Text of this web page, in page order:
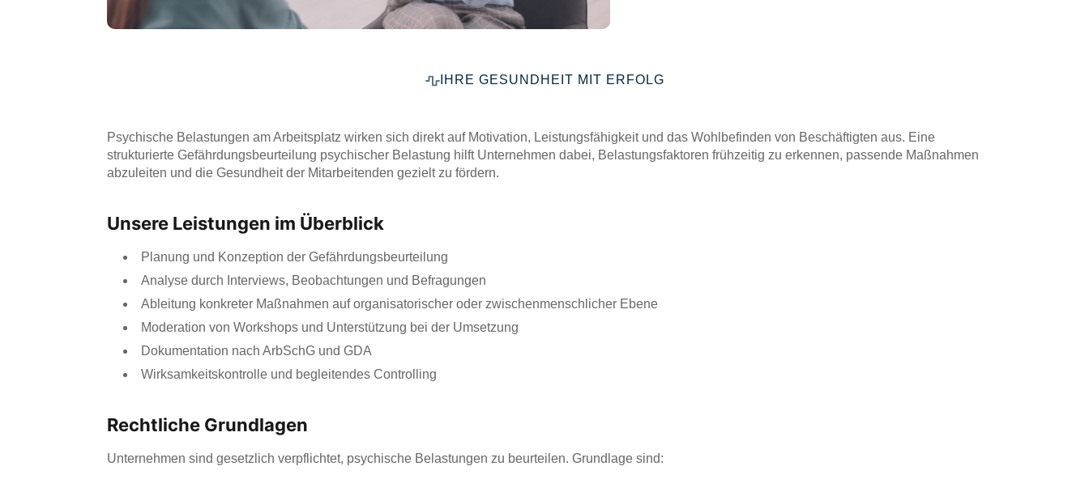
IHRE GESUNDHEIT MIT ERFOLG
Psychische Belastungen am Arbeitsplatz wirken sich direkt auf Motivation, Leistungsfähigkeit und das Wohlbefinden von Beschäftigten aus. Eine
strukturierte Gefährdungsbeurteilung psychischer Belastung hilft Unternehmen dabei, Belastungsfaktoren frühzeitig zu erkennen, passende Maßnahmen
abzuleiten und die Gesundheit der Mitarbeitenden gezielt zu fördern.
Unsere Leistungen im Überblick
Planung und Konzeption der Gefährdungsbeurteilung
Analyse durch Interviews, Beobachtungen und Befragungen
Ableitung konkreter Maßnahmen auf organisatorischer oder zwischenmenschlicher Ebene
Moderation von Workshops und Unterstützung bei der Umsetzung
Dokumentation nach ArbSchG und GDA
Wirksamkeitskontrolle und begleitendes Controlling
Rechtliche Grundlagen
Unternehmen sind gesetzlich verpflichtet, psychische Belastungen zu beurteilen. Grundlage sind: